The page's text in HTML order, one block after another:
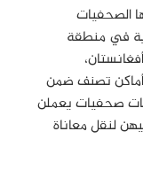
الصحفيات
في منطقة
أماكن تصنف ضمن
صحفيات يعملن
لنقل معاناة